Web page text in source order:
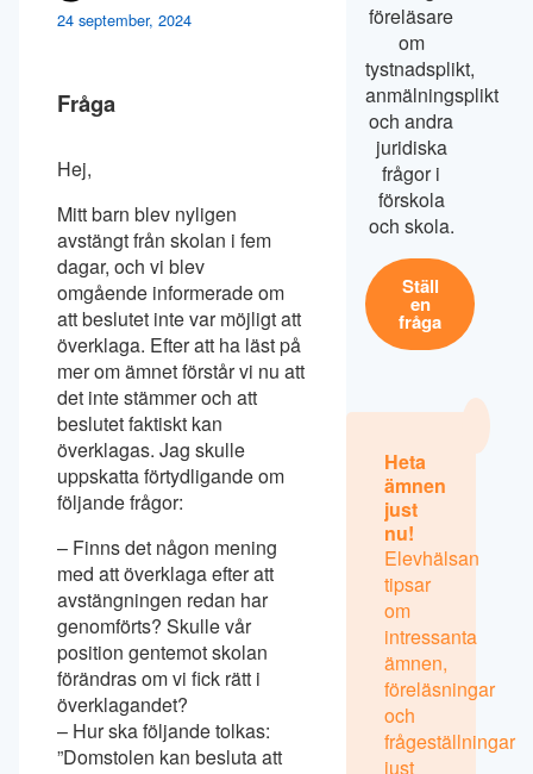
24 september, 2024
Fråga
Hej,
Mitt barn blev nyligen
avstängt från skolan i fem
dagar, och vi blev
omgående informerade om
att beslutet inte var möjligt att
överklaga. Efter att ha läst på
mer om ämnet förstår vi nu att
det inte stämmer och att
beslutet faktiskt kan
överklagas. Jag skulle
uppskatta förtydligande om
följande frågor:
– Finns det någon mening
med att överklaga efter att
avstängningen redan har
genomförts? Skulle vår
position gentemot skolan
förändras om vi fick rätt i
överklagandet?
– Hur ska följande tolkas:
”Domstolen kan besluta att
föreläsare
om
tystnadsplikt,
anmälningsplikt
och andra
juridiska
frågor i
förskola
och skola.
Ställ
en
fråga
Heta
ämnen
just
nu!
Elevhälsan
tipsar
om
intressanta
ämnen,
föreläsningar
och
frågeställningar
just